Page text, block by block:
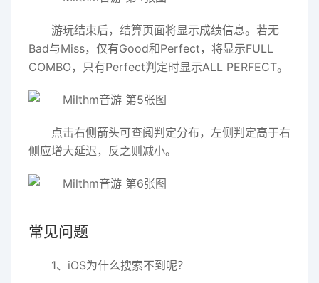
游玩结束后，结算页面将显示成绩信息。若无
Bad与Miss，仅有Good和Perfect，将显示FULL
COMBO，只有Perfect判定时显示ALL PERFECT。
点击右侧箭头可查阅判定分布，左侧判定高于右
侧应增大延迟，反之则减小。
常见问题
1、iOS为什么搜索不到呢？